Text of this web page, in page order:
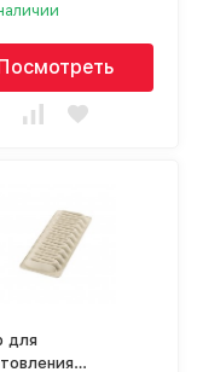
Посмотреть
для